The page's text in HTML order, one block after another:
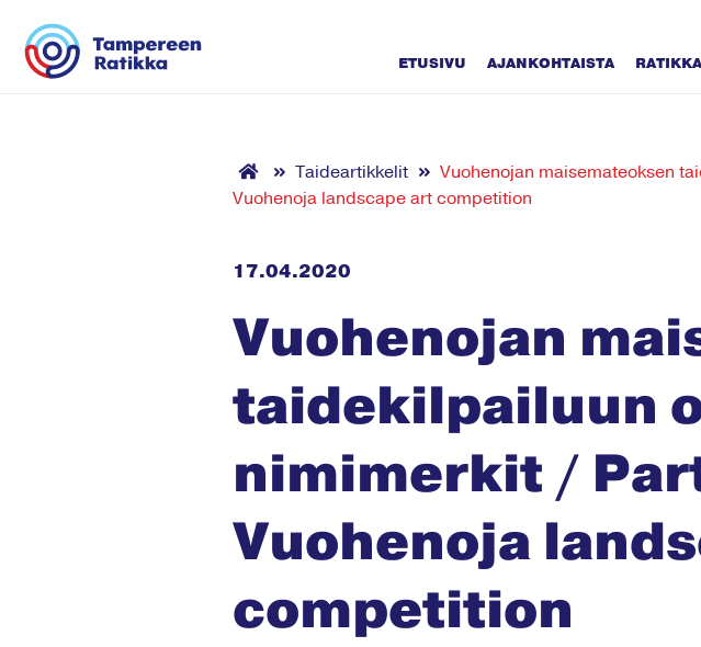
ETUSIVU AJANKOHTAISTA RATIKKA
Taideartikkelit
Vuohenojan maisemateoksen
Vuohenoja landscape art competition
17.04.2020
Vuohenojan
taidekilpailuun
nimimerkit /
Vuohenoja
competition